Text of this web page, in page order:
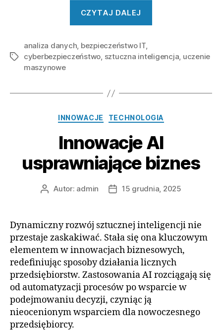
CZYTAJ DALEJ
w
Tagi
analiza danych, bezpieczeństwo IT,
cyberbezpieczeństwo, sztuczna inteligencja, uczenie
maszynowe
Kategorie
INNOWACJE TECHNOLOGIA
Innowacje AI
usprawniające biznes
AutorAutor: admin
Data15 grudnia, 2025
Dynamiczny rozwój sztucznej inteligencji nie
przestaje zaskakiwać. Stała się ona kluczowym
elementem w innowacjach biznesowych,
redefiniując sposoby działania licznych
przedsiębiorstw. Zastosowania AI rozciągają się
od automatyzacji procesów po wsparcie w
podejmowaniu decyzji, czyniąc ją
nieocenionym wsparciem dla nowoczesnego
przedsiębiorcy.